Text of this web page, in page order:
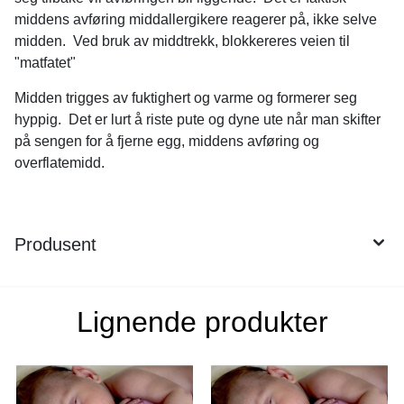
middens avføring middallergikere reagerer på, ikke selve
midden. Ved bruk av middtrekk, blokkereres veien til
"matfatet"
Midden trigges av fuktighert og varme og formerer seg
hyppig. Det er lurt å riste pute og dyne ute når man skifter
på sengen for å fjerne egg, middens avføring og
overflatemidd.
Produsent
Lignende produkter